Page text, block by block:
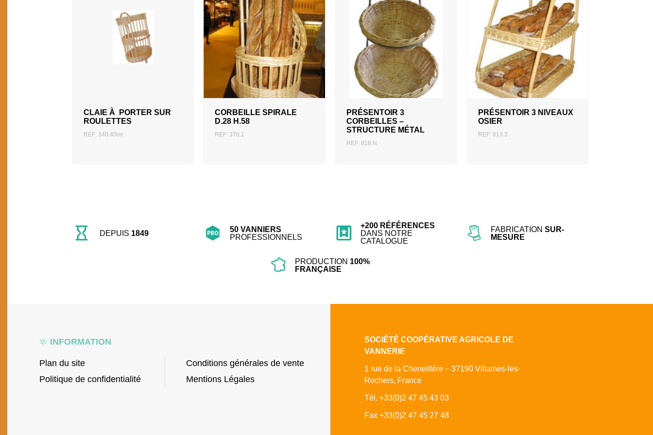
CLAIE À PORTER SUR
ROULETTES
REF: 340.40ov
CORBEILLE SPIRALE
D.28 H.58
REF: 370.1
AJOUTER AU DEVIS
PRÉSENTOIR 3
CORBEILLES –
STRUCTURE MÉTAL
REF: 818.N
AJOUTER AU DEVIS
PRÉSENTOIR 3 NIVEAUX
OSIER
REF: 813.3
AJOUTER AU DEVIS
DEPUIS 1849
50 VANNIERS
PROFESSIONNELS
+200 RÉFÉRENCES
DANS NOTRE
CATALOGUE
FABRICATION SUR-
MESURE
PRODUCTION 100%
FRANÇAISE
INFORMATION
Plan du site
Politique de confidentialité
Conditions générales de vente
Mentions Légales
SOCIÉTÉ COOPÉRATIVE AGRICOLE DE
VANNERIE
1 rue de la Cheneillère – 37190 Villaines-les-
Rochers, France
Tél. +33(0)2 47 45 43 03
Fax +33(0)2 47 45 27 48